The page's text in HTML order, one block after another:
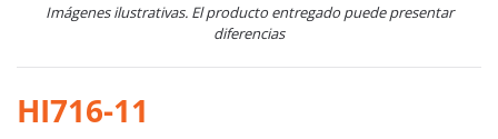
Imágenes ilustrativas. El producto entregado puede presentar
diferencias
HI716-11